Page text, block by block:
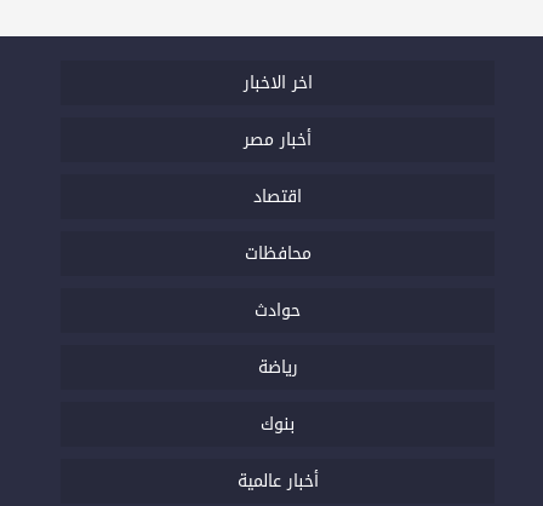
اخر الاخبار
أخبار مصر
اقتصاد
محافظات
حوادث
رياضة
بنوك
أخبار عالمية